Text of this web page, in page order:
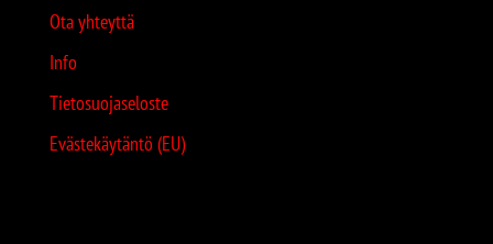
Ota yhteyttä
Info
Tietosuojaseloste
Evästekäytäntö (EU)